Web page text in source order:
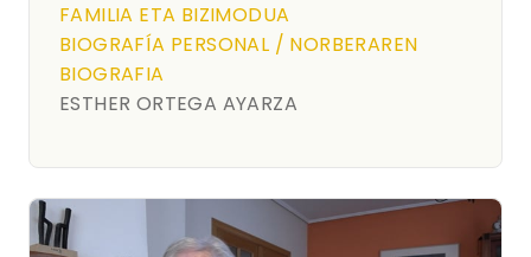
FAMILIA ETA BIZIMODUA
BIOGRAFÍA PERSONAL / NORBERAREN
BIOGRAFIA
ESTHER ORTEGA AYARZA